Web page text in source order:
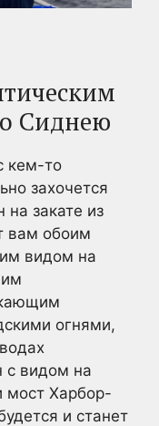
Сиднею
кем-то
захочется
на закате из
вам обоим
видом на
огнями,
с видом на
мост Харбор-
и станет